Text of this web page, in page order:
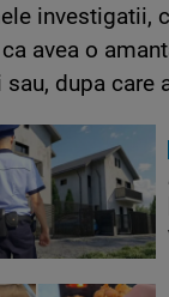
investigatii,
avea o
dupa care